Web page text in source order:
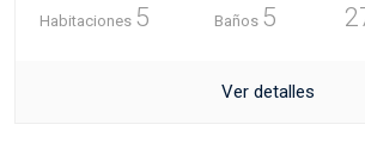
Habitaciones 5 Baños 5
Ver detalles